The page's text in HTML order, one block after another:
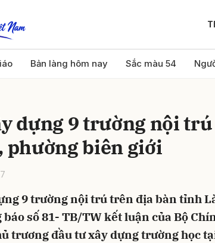
Bản làng hôm nay Sắc màu 54
dựng 9 trường nội trú
phường biên giới
9 trường nội trú trên địa bàn tỉnh
số 81- TB/TW kết luận của Bộ
trương đầu tư xây dựng trường học
Gửi bình luận